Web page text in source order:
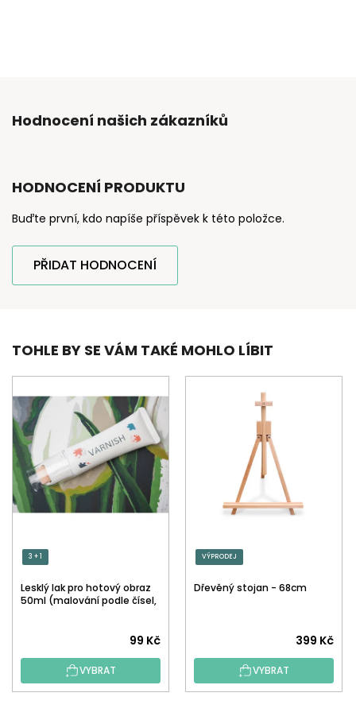
Hodnocení našich zákazníků
HODNOCENÍ PRODUKTU
Buďte první, kdo napíše příspěvek k této položce.
PŘIDAT HODNOCENÍ
TOHLE BY SE VÁM TAKÉ MOHLO LÍBIT
3 + 1
Lesklý lak pro hotový obraz
50ml (malování podle čísel,
hodnocení
produktu
je
99 Kč
VYBRAT
VÝPRODEJ
Dřevěný stojan - 68cm
399 Kč
VYBRAT